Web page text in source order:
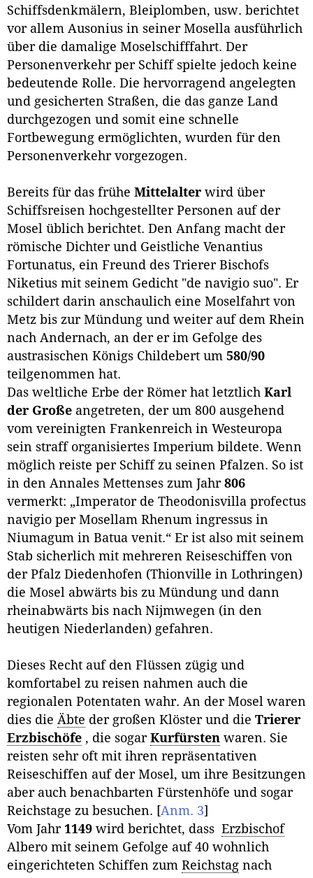
Schiffsdenkmälern, Bleiplomben, usw. berichtet
vor allem Ausonius in seiner Mosella ausführlich
über die damalige Moselschifffahrt. Der
Personenverkehr per Schiff spielte jedoch keine
bedeutende Rolle. Die hervorragend angelegten
und gesicherten Straßen, die das ganze Land
durchgezogen und somit eine schnelle
Fortbewegung ermöglichten, wurden für den
Personenverkehr vorgezogen.
Bereits für das frühe Mittelalter wird über
Schiffsreisen hochgestellter Personen auf der
Mosel üblich berichtet. Den Anfang macht der
römische Dichter und Geistliche Venantius
Fortunatus, ein Freund des Trierer Bischofs
Niketius mit seinem Gedicht "de navigio suo". Er
schildert darin anschaulich eine Moselfahrt von
Metz bis zur Mündung und weiter auf dem Rhein
nach Andernach, an der er im Gefolge des
austrasischen Königs Childebert um 580/90
teilgenommen hat.
Das weltliche Erbe der Römer hat letztlich Karl
der Große angetreten, der um 800 ausgehend
vom vereinigten Frankenreich in Westeuropa
sein straff organisiertes Imperium bildete. Wenn
möglich reiste per Schiff zu seinen Pfalzen. So ist
in den Annales Mettenses zum Jahr 806
vermerkt: „Imperator de Theodonisvilla profectus
navigio per Mosellam Rhenum ingressus in
Niumagum in Batua venit.“ Er ist also mit seinem
Stab sicherlich mit mehreren Reiseschiffen von
der Pfalz Diedenhofen (Thionville in Lothringen)
die Mosel abwärts bis zu Mündung und dann
rheinabwärts bis nach Nijmwegen (in den
heutigen Niederlanden) gefahren.
Dieses Recht auf den Flüssen zügig und
komfortabel zu reisen nahmen auch die
regionalen Potentaten wahr. An der Mosel waren
dies die Äbte der großen Klöster und die Trierer
Erzbischöfe , die sogar Kurfürsten waren. Sie
reisten sehr oft mit ihren repräsentativen
Reiseschiffen auf der Mosel, um ihre Besitzungen
aber auch benachbarten Fürstenhöfe und sogar
Reichstage zu besuchen. [Anm. 3]
Vom Jahr 1149 wird berichtet, dass Erzbischof
Albero mit seinem Gefolge auf 40 wohnlich
eingerichteten Schiffen zum Reichstag nach